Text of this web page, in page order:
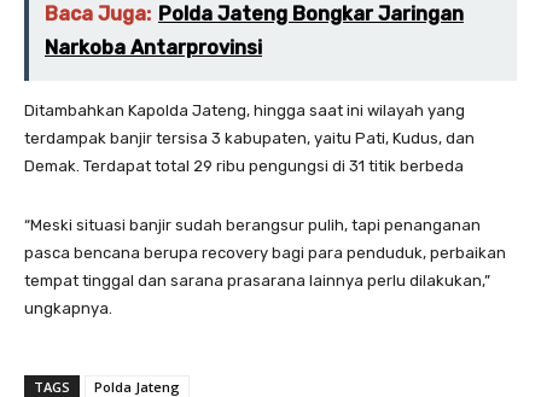
Baca Juga: Polda Jateng Bongkar Jaringan
Narkoba Antarprovinsi
Ditambahkan Kapolda Jateng, hingga saat ini wilayah yang
terdampak banjir tersisa 3 kabupaten, yaitu Pati, Kudus, dan
Demak. Terdapat total 29 ribu pengungsi di 31 titik berbeda
“Meski situasi banjir sudah berangsur pulih, tapi penanganan
pasca bencana berupa recovery bagi para penduduk, perbaikan
tempat tinggal dan sarana prasarana lainnya perlu dilakukan,”
ungkapnya.
TAGS Polda Jateng